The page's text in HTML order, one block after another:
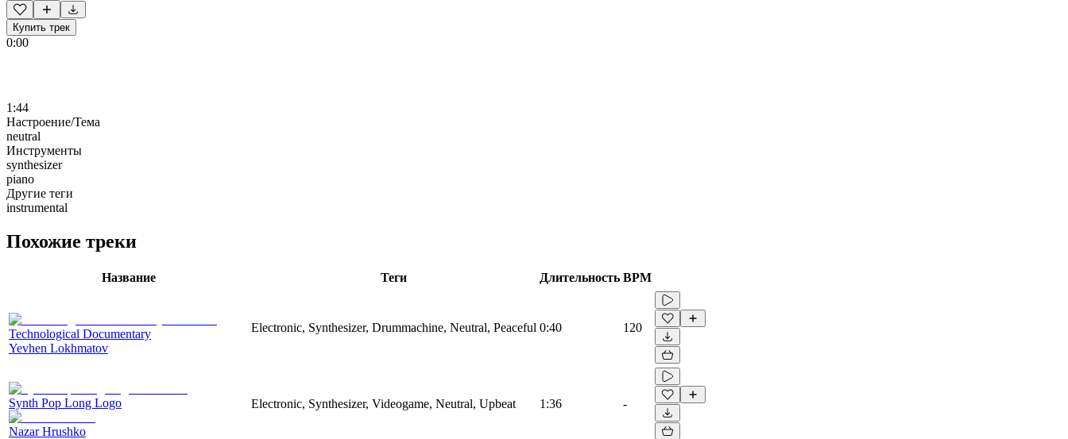
Купить трек
0:00
1:44
Настроение/Тема
neutral
Инструменты
synthesizer
piano
Другие теги
instrumental
Похожие треки
Название Теги Длительность BPM
Technological Documentary
Yevhen Lokhmatov
Electronic, Synthesizer, Drummachine, Neutral, Peaceful 0:40 120
Synth Pop Long Logo
Nazar Hrushko
Electronic, Synthesizer, Videogame, Neutral, Upbeat 1:36 -